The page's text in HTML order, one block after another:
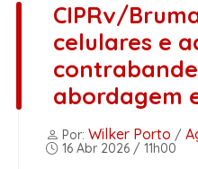
CIPRv/
celulares e
abordagem
Por: Wilker Porto /
16 Abr 2026 / 11h00